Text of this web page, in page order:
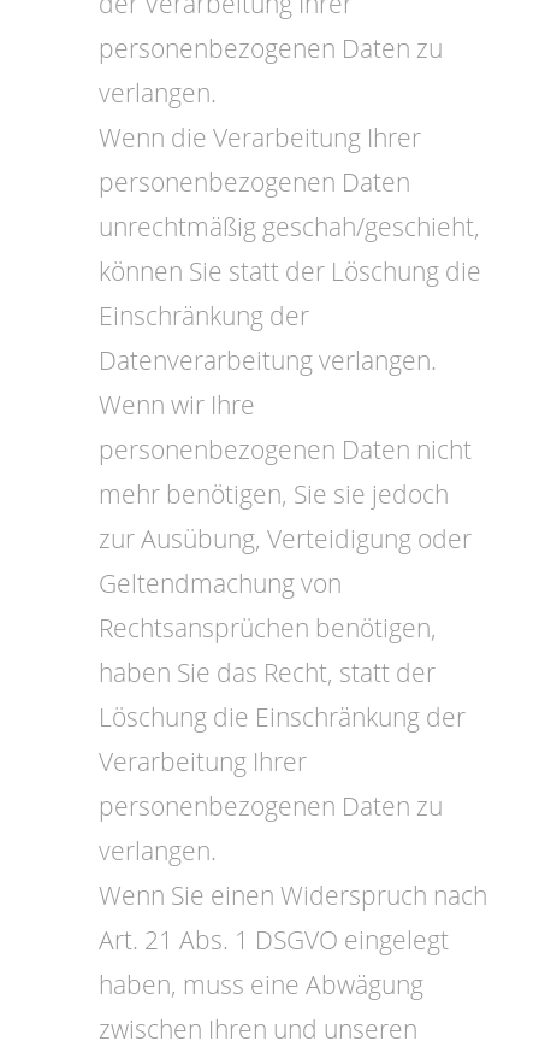
personenbezogenen Daten zu
verlangen.
Wenn die Verarbeitung Ihrer
personenbezogenen Daten
unrechtmäßig geschah/geschieht,
können Sie statt der Löschung die
Einschränkung der
Datenverarbeitung verlangen.
Wenn wir Ihre
personenbezogenen Daten nicht
mehr benötigen, Sie sie jedoch
zur Ausübung, Verteidigung oder
Geltendmachung von
Rechtsansprüchen benötigen,
haben Sie das Recht, statt der
Löschung die Einschränkung der
Verarbeitung Ihrer
personenbezogenen Daten zu
verlangen.
Wenn Sie einen Widerspruch nach
Art. 21 Abs. 1 DSGVO eingelegt
haben, muss eine Abwägung
zwischen Ihren und unseren